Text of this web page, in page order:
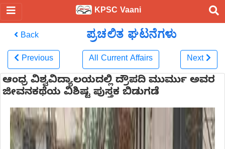
KPSC Vaani
Back ಪ್ರಚಲಿತ ಘಟನೆಗಳು
Previous All Current Affairs Next
ಆಂಧ್ರ ವಿಶ್ವವಿದ್ಯಾಲಯದಲ್ಲಿ ದ್ರೌಪದಿ ಮುರ್ಮು ಅವರ
ಜೀವನಕಥೆಯ ವಿಶಿಷ್ಟ ಪುಸ್ತಕ ಬಿಡುಗಡೆ